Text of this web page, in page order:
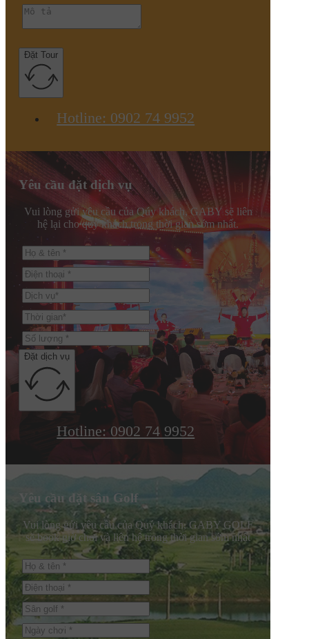
Đặt Tour
Hotline: 0902 74 9952
Yêu cầu đặt dịch vụ
Vui lòng gửi yêu cầu của Qúy khách, GABY sẽ liên
hệ lại cho quý khách trong thời gian sớm nhất.
Đặt dịch vụ
Hotline: 0902 74 9952
Yêu cầu đặt sân Golf
Vui lòng gửi yêu cầu của Quý khách, GABY GOLF
sẽ book giờ chơi và liên hệ trong thời gian sớm nhất